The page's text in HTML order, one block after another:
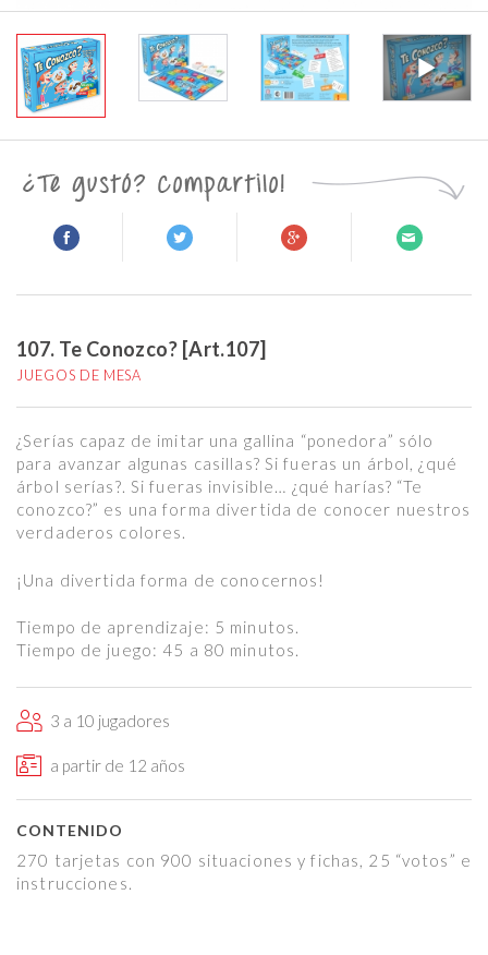
107. Te Conozco? [Art.107]
JUEGOS DE MESA
¿Serías capaz de imitar una gallina “ponedora” sólo
para avanzar algunas casillas? Si fueras un árbol, ¿qué
árbol serías?. Si fueras invisible… ¿qué harías? “Te
conozco?” es una forma divertida de conocer nuestros
verdaderos colores.
¡Una divertida forma de conocernos!
Tiempo de aprendizaje: 5 minutos.
Tiempo de juego: 45 a 80 minutos.
3 a 10 jugadores
a partir de 12 años
CONTENIDO
270 tarjetas con 900 situaciones y fichas, 25 “votos” e
instrucciones.